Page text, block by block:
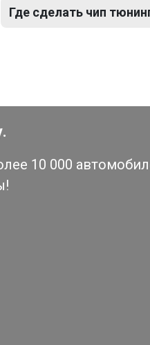
Где сделать чип
10 000